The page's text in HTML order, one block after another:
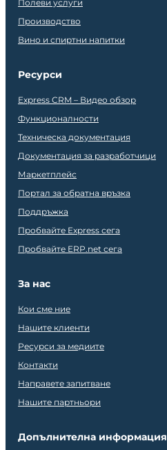
Полеви услуги
Производство
Вино и спиртни напитки
Ресурси
Express CRM – Видео обзор
Функционалности
Техническа документация
Документация за разработчици
Маркетплейс
Портал за обратна връзка
Поддръжка
Пробвайте Express сега
Пробвайте ERP.net сега
За нас
Кои сме ние
Нашите клиенти
Ресурси за медиите
Контакти
Направете запитване
Нашите партньори
Допълнителна информация